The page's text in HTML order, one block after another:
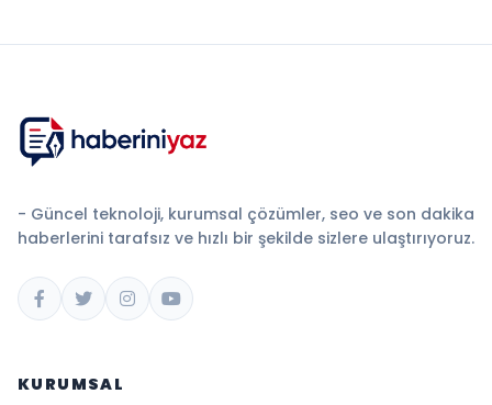
- Güncel teknoloji, kurumsal çözümler, seo ve son dakika
haberlerini tarafsız ve hızlı bir şekilde sizlere ulaştırıyoruz.
KURUMSAL